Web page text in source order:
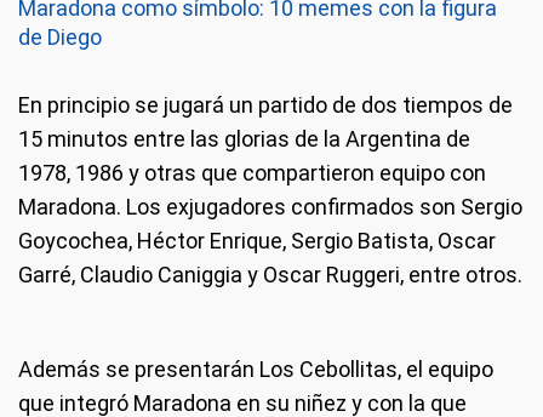
Maradona como símbolo: 10 memes con la figura
de Diego
En principio se jugará un partido de dos tiempos de
15 minutos entre las glorias de la Argentina de
1978, 1986 y otras que compartieron equipo con
Maradona. Los exjugadores confirmados son Sergio
Goycochea, Héctor Enrique, Sergio Batista, Oscar
Garré, Claudio Caniggia y Oscar Ruggeri, entre otros.
Además se presentarán Los Cebollitas, el equipo
que integró Maradona en su niñez y con la que